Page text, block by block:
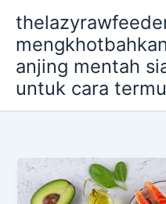
content
anjing mentah
untuk cara